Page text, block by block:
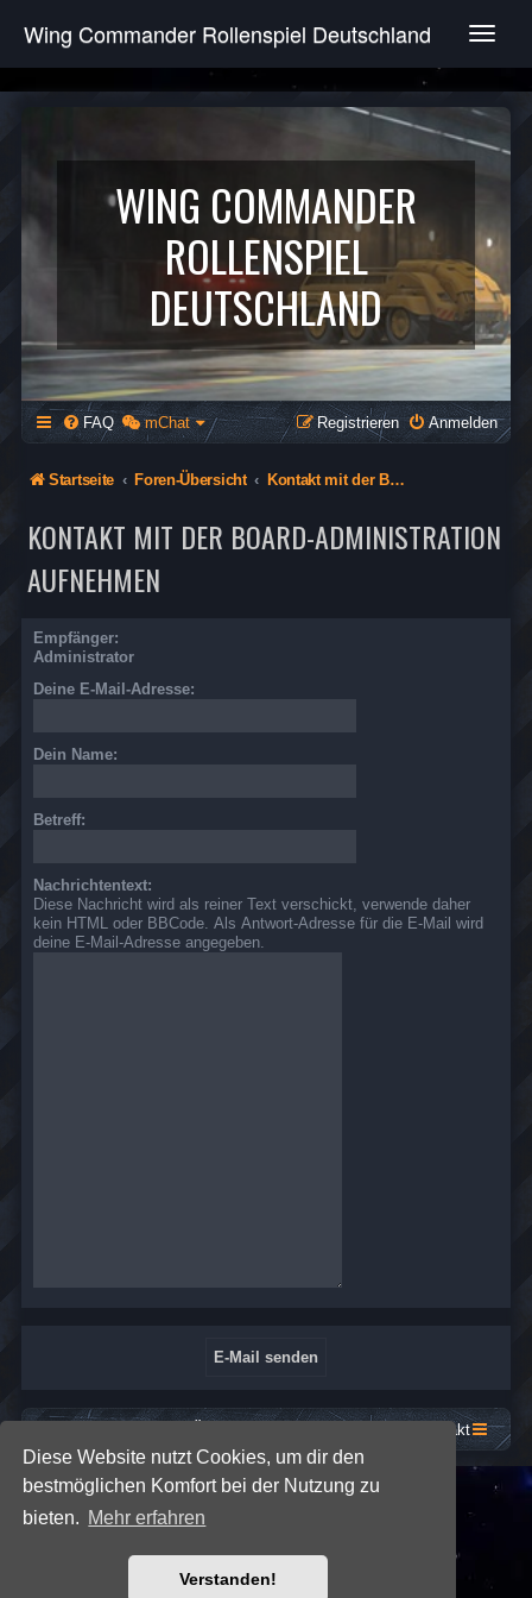
Diese Website nutzt Cookies, um dir den
bestmöglichen Komfort bei der Nutzung zu
bieten. Mehr erfahren
Verstanden!
T
g
e
v
g
a
t
i
o
n
Wing Commander Rollenspiel Deutschland
WING COMMANDER
ROLLENSPIEL
DEUTSCHLAND
FAQ mChat Anmelden
Registrieren
Startseite Foren-Übersicht Kontakt mit der Board-Administration aufnehmen
KONTAKT MIT DER BOARD-ADMINISTRATION
AUFNEHMEN
Empfänger:
Administrator
Deine E-Mail-Adresse:
Dein Name:
Betreff:
Nachrichtentext:
Diese Nachricht wird als reiner Text verschickt, verwende daher
kein HTML oder BBCode. Als Antwort-Adresse für die E-Mail wird
deine E-Mail-Adresse angegeben.
Kontakt
Premium phpBB Styles
Powered byphpBB® Forum Software © phpBB Limited
Deutsche Übersetzung durch